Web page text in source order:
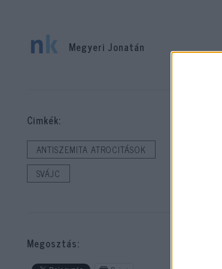
Megyeri Jonatán
Cimkék:
ANTISZEMITA ATROCITÁSOK
SVÁJC
Megosztás: